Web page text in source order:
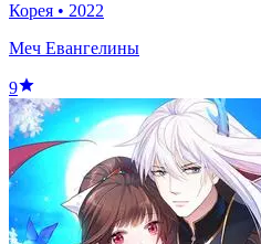
Корея • 2022
Меч Евангелины
9